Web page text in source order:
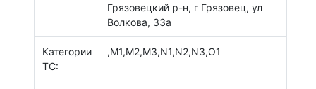
Грязовецкий р-н, г Грязовец, ул
Волкова, 33а
Категории
ТС:
,M1,M2,M3,N1,N2,N3,O1